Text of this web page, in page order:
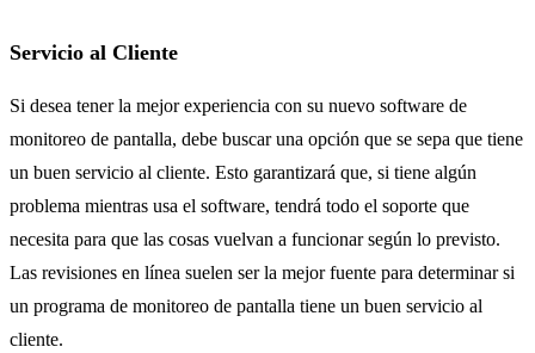
Servicio al Cliente
Si desea tener la mejor experiencia con su nuevo software de
monitoreo de pantalla, debe buscar una opción que se sepa que tiene
un buen servicio al cliente. Esto garantizará que, si tiene algún
problema mientras usa el software, tendrá todo el soporte que
necesita para que las cosas vuelvan a funcionar según lo previsto.
Las revisiones en línea suelen ser la mejor fuente para determinar si
un programa de monitoreo de pantalla tiene un buen servicio al
cliente.